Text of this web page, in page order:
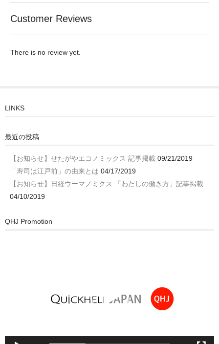
Customer Reviews
There is no review yet.
LINKS
最近の投稿
【お知らせ】せたがやエコノミックス 記事掲載 09/21/2019
「寿司は江戸前」の由来とは 04/17/2019
【お知らせ】日経ウーマノミクス 「わたしの働き方」記事掲載
04/10/2019
QHJ Promotion